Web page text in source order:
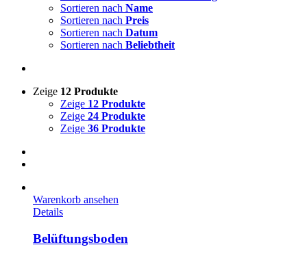
Sortieren nach Name
Sortieren nach Preis
Sortieren nach Datum
Sortieren nach Beliebtheit
Zeige 12 Produkte
Zeige 12 Produkte
Zeige 24 Produkte
Zeige 36 Produkte
Warenkorb ansehen
Details
Belüftungsboden